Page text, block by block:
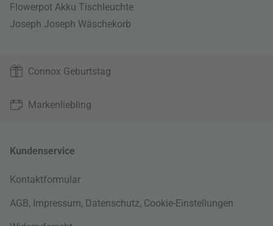
Flowerpot Akku Tischleuchte
Joseph Joseph Wäschekorb
Connox Geburtstag
Markenliebling
Kundenservice
Kontaktformular
AGB, Impressum, Datenschutz, Cookie-Einstellungen